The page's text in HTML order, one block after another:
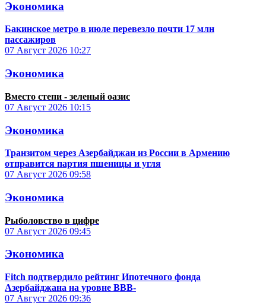
Экономика
Бакинское метро в июле перевезло почти 17 млн
пассажиров
07 Август 2026 10:27
Экономика
Вместо степи - зеленый оазис
07 Август 2026 10:15
Экономика
Транзитом через Азербайджан из России в Армению
отправится партия пшеницы и угля
07 Август 2026 09:58
Экономика
Рыболовство в цифре
07 Август 2026 09:45
Экономика
Fitch подтвердило рейтинг Ипотечного фонда
Азербайджана на уровне BBB-
07 Август 2026 09:36